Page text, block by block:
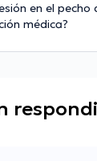
en el
médica?